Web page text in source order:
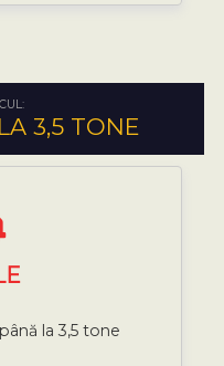
3,5 TONE
la 3,5 tone